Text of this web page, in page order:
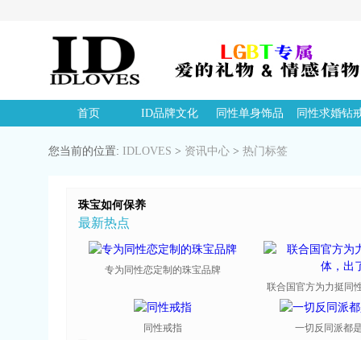
首页 ID品牌文化 同性单身饰品 同性求婚钻
您当前的位置: IDLOVES > 资讯中心 > 热门标签
珠宝如何保养
最新热点
专为同性恋定制的珠宝品牌
联合国官方为力挺同
同性戒指 一切反同派都